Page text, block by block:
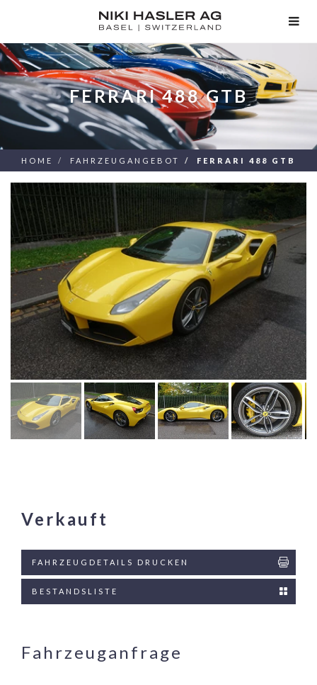
FERRARI 488 GTB
HOME FAHRZEUGANGEBOT FERRARI 488 GTB
Verkauft
FAHRZEUGDETAILS DRUCKEN
BESTANDSLISTE
Fahrzeuganfrage